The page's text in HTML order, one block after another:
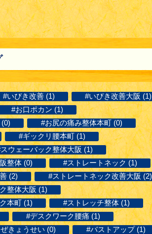
#いびき改善 (1)
#いびき改善大阪 (1)
#お口ポカン (1)
#お尻の痛み整体本町 (0)
#ギックリ腰本町 (1)
ウェーバック整体大阪 (1)
整体 (0)
#ストレートネック (1)
(2)
#ストレートネック改善大阪 (2)
整体大阪 (1)
本町 (1)
#ストレッチ整体 (1)
#デスクワーク腰痛 (1)
きょうせい (0)
#バストアップ (1)